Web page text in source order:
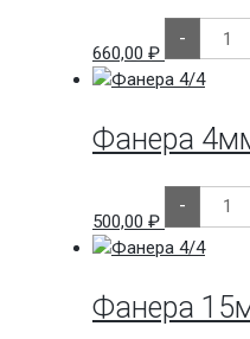
660,00 ₽
-
товара
6мм
Фанера
500,00 ₽
-
товара
4мм
Фанера